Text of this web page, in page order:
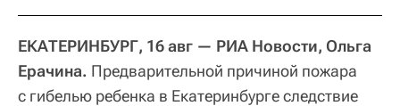
ЕКАТЕРИНБУРГ, 16 авг — РИА Новости, Ольга
Ерачина. Предварительной причиной пожара
с гибелью ребенка в Екатеринбурге следствие